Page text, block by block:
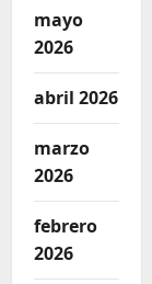
mayo
2026
abril 2026
marzo
2026
febrero
2026